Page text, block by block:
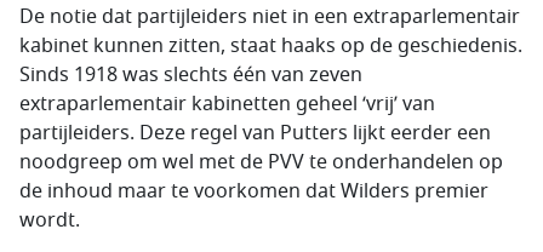
De notie dat partijleiders niet in een extraparlementair
kabinet kunnen zitten, staat haaks op de geschiedenis.
Sinds 1918 was slechts één van zeven
extraparlementair kabinetten geheel ‘vrij’ van
partijleiders. Deze regel van Putters lijkt eerder een
noodgreep om wel met de PVV te onderhandelen op
de inhoud maar te voorkomen dat Wilders premier
wordt.